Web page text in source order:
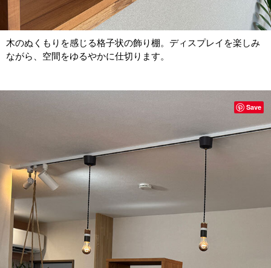
木のぬくもりを感じる格子状の飾り棚。ディスプレイを楽しみ
ながら、空間をゆるやかに仕切ります。
Save